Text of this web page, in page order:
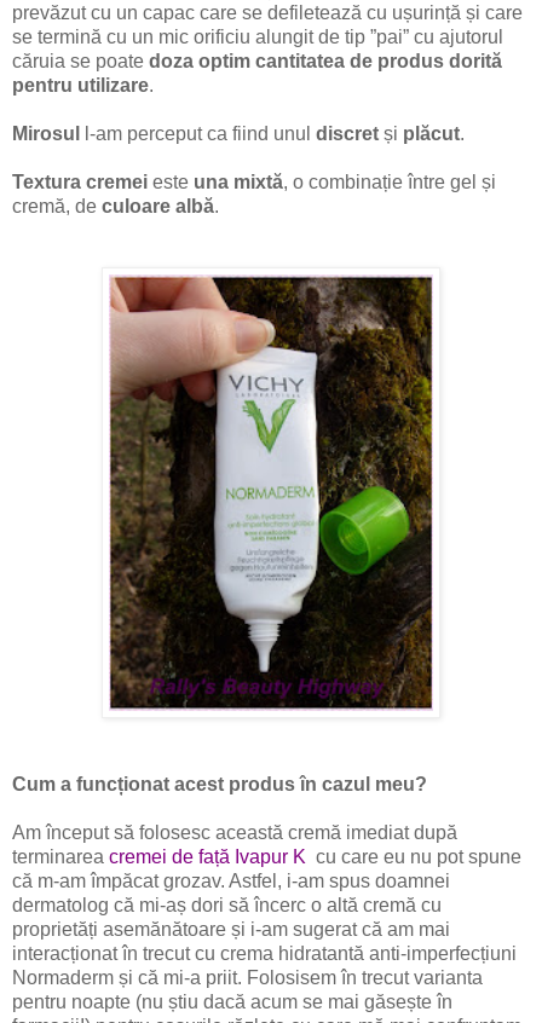
prevăzut cu un capac care se defiletează cu ușurință și care
se termină cu un mic orificiu alungit de tip ”pai” cu ajutorul
căruia se poate doza optim cantitatea de produs dorită
pentru utilizare.
Mirosul l-am perceput ca fiind unul discret și plăcut.
Textura cremei este una mixtă, o combinație între gel și
cremă, de culoare albă.
Cum a funcționat acest produs în cazul meu?
Am început să folosesc această cremă imediat după
terminarea cremei de față Ivapur K cu care eu nu pot spune
că m-am împăcat grozav. Astfel, i-am spus doamnei
dermatolog că mi-aș dori să încerc o altă cremă cu
proprietăți asemănătoare și i-am sugerat că am mai
interacționat în trecut cu crema hidratantă anti-imperfecțiuni
Normaderm și că mi-a priit. Folosisem în trecut varianta
pentru noapte (nu știu dacă acum se mai găsește în